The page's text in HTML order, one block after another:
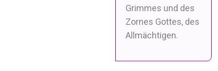
Grimmes und des
Zornes Gottes, des
Allmächtigen.